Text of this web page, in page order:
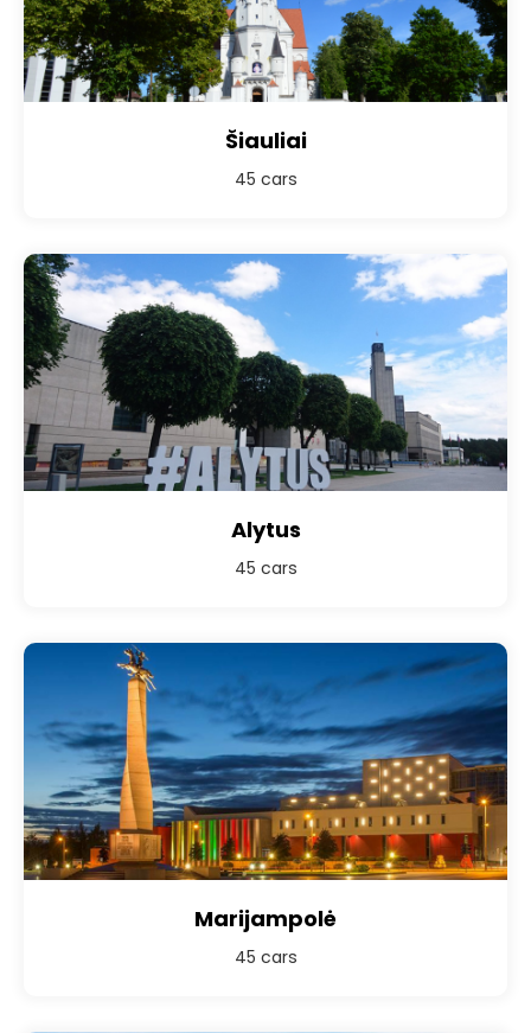
Šiauliai
45 cars
Alytus
45 cars
Marijampolė
45 cars